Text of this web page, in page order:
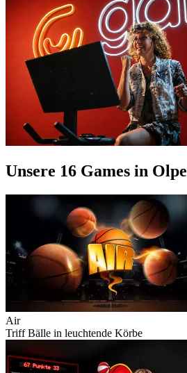
Unsere 16 Games in Olpe
Air
Triff Bälle in leuchtende Körbe